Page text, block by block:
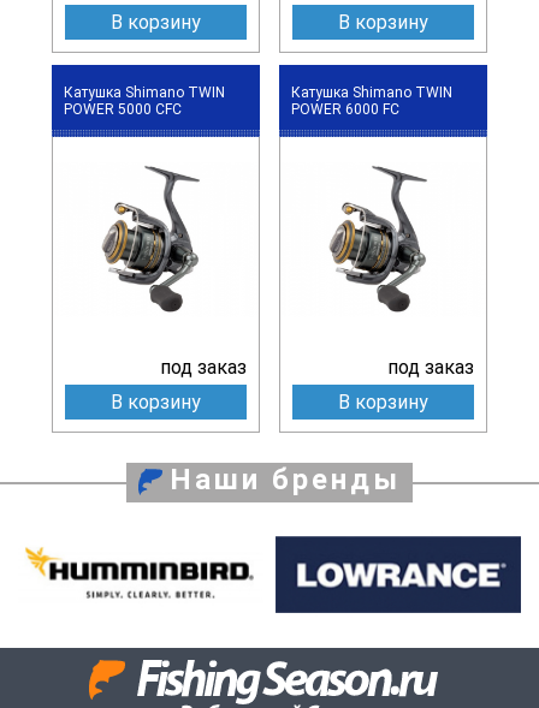
В корзину
В корзину
Катушка Shimano TWIN
POWER 5000 CFC
под заказ
В корзину
Катушка Shimano TWIN
POWER 6000 FC
под заказ
В корзину
Наши бренды